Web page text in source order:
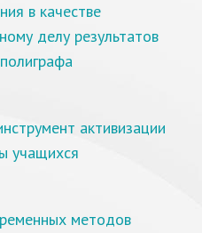
в качестве
делу результатов
активизации
учащихся
методов